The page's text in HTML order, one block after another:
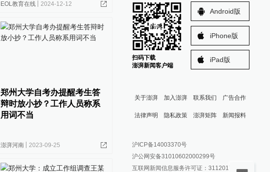
EOL教育在线 2024-12-12
郑州大学自考办提醒考生答
辩时放小抄？工作人员称系
用词不当
澎湃河南 2023-09-25
扫码下载
澎湃新闻客户端
Android版
iPhone版
iPad版
关于澎湃 加入澎湃 联系我们 广告合作
法律声明 隐私政策 澎湃矩阵
澎湃新闻公众号
澎湃新闻抖音号
新闻报料
报料邮箱: news@thepaper.cn
沪ICP备14003370号
沪公网安备31010602000299号
互联网新闻信息服务许可证：31120170006